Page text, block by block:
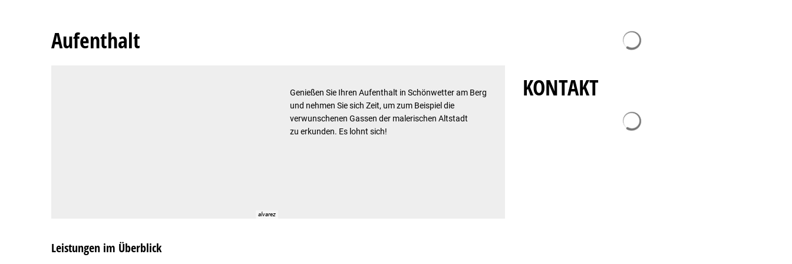
AufenthaltAufenthalt
alvarez
Genießen Sie Ihren Aufenthalt in Schönwetter am Berg
und nehmen Sie sich Zeit, um zum Beispiel die
verwunschenen Gassen der malerischen Altstadt
zu erkunden. Es lohnt sich!
Leistungen im Überblick
KONTAKT